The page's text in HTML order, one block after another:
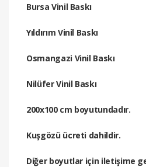
Bursa Vinil Baskı
Yıldırım Vinil Baskı
Osmangazi Vinil Baskı
Nilüfer Vinil Baskı
200x100 cm boyutundadır.
Kuşgözü ücreti dahildir.
Diğer boyutlar için iletişime